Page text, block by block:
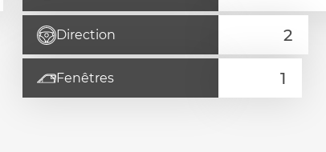
Direction
Fenêtres